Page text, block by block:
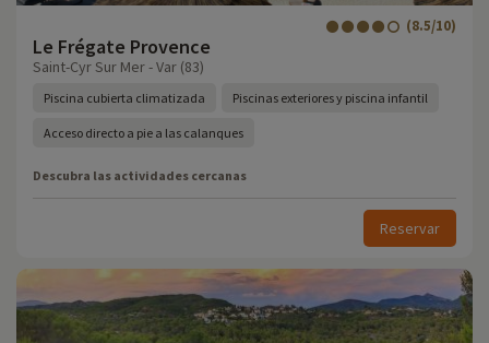
Le Frégate Provence
(8.5/10)
Saint-Cyr Sur Mer - Var (83)
Piscina cubierta climatizada Piscinas exteriores y piscina infantil
Acceso directo a pie a las calanques
Descubra las actividades cercanas
Reservar